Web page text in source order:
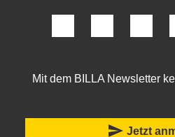
Mit dem BILLA Newsletter
send Jetzt